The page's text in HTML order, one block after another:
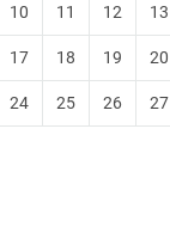
10 11 12 13
17 18 19 20
24 25 26 27